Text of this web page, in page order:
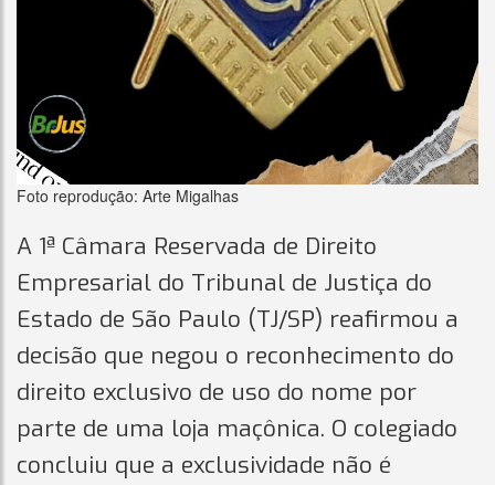
Foto reprodução: Arte Migalhas
A 1ª Câmara Reservada de Direito
Empresarial do Tribunal de Justiça do
Estado de São Paulo (TJ/SP) reafirmou a
decisão que negou o reconhecimento do
direito exclusivo de uso do nome por
parte de uma loja maçônica. O colegiado
concluiu que a exclusividade não é